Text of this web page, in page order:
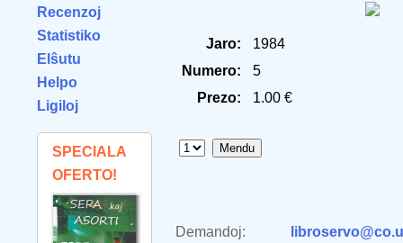
Recenzoj
Statistiko
Elŝutu
Helpo
Ligiloj
SPECIALA
OFERTO!
Jaro:
1984
Numero:
5
Prezo:
1.00 €
Demandoj: